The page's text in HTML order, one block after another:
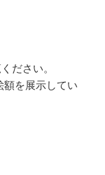
ださい。
額を展示してい